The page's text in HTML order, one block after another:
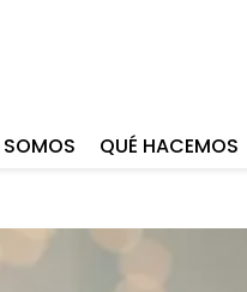
SOMOS QUÉ HACEMOS